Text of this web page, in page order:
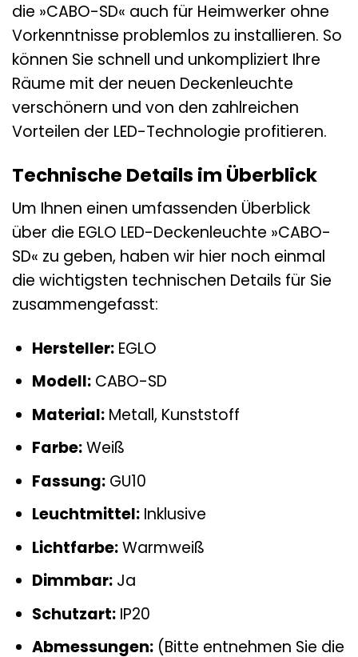
die »CABO-SD« auch für Heimwerker ohne
Vorkenntnisse problemlos zu installieren. So
können Sie schnell und unkompliziert Ihre
Räume mit der neuen Deckenleuchte
verschönern und von den zahlreichen
Vorteilen der LED-Technologie profitieren.
Technische Details im Überblick
Um Ihnen einen umfassenden Überblick
über die EGLO LED-Deckenleuchte »CABO-
SD« zu geben, haben wir hier noch einmal
die wichtigsten technischen Details für Sie
zusammengefasst:
Hersteller:EGLO
Modell:CABO-SD
Material:Metall, Kunststoff
Farbe:Weiß
Fassung:GU10
Leuchtmittel:Inklusive
Lichtfarbe:Warmweiß
Dimmbar:Ja
Schutzart:IP20
Abmessungen:(Bitte entnehmen Sie die